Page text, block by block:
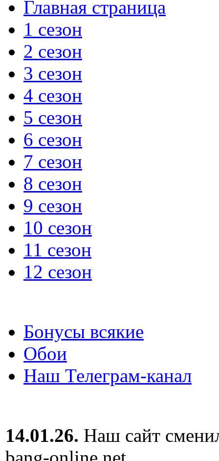
Главная страница
1 сезон
2 сезон
3 сезон
4 сезон
5 сезон
6 сезон
7 сезон
8 сезон
9 сезон
10 сезон
11 сезон
12 сезон
Бонусы всякие
Обои
Наш Телеграм-канал
14.01.26. Наш сайт